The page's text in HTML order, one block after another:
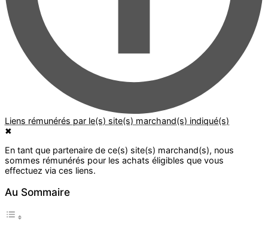
✖
Au Sommaire